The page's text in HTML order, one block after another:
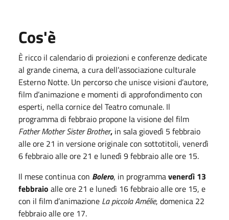
Cos'è
È ricco il calendario di proiezioni e conferenze dedicate
al grande cinema, a cura dell’associazione culturale
Esterno Notte. Un percorso che unisce visioni d’autore,
film d’animazione e momenti di approfondimento con
esperti, nella cornice del Teatro comunale. Il
programma di febbraio propone la visione del film
Father Mother Sister Brother, in sala giovedì 5 febbraio
alle ore 21 in versione originale con sottotitoli, venerdì
6 febbraio alle ore 21 e lunedì 9 febbraio alle ore 15.
Il mese continua con Bolero, in programmavenerdì 13
febbraio alle ore 21 e lunedì 16 febbraio alle ore 15, e
con il film d’animazione La piccola Amélie, domenica 22
febbraio alle ore 17.